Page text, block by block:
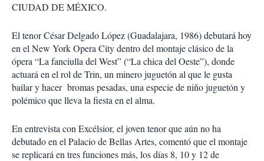
CIUDAD DE MÉXICO.
El tenor César Delgado López (Guadalajara, 1986) debutará hoy
en el New York Opera City dentro del montaje clásico de la
ópera “La fanciulla del West” (“La chica del Oeste”), donde
actuará en el rol de Trin, un minero juguetón al que le gusta
bailar y hacer bromas pesadas, una especie de niño juguetón y
polémico que lleva la fiesta en el alma.
En entrevista con Excélsior, el joven tenor que aún no ha
debutado en el Palacio de Bellas Artes, comentó que el montaje
se replicará en tres funciones más, los días 8, 10 y 12 de